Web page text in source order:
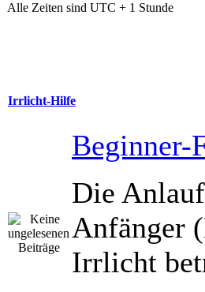
Alle Zeiten sind UTC + 1 Stunde
Irrlicht-Hilfe
Die
Anfänger
Irrlicht